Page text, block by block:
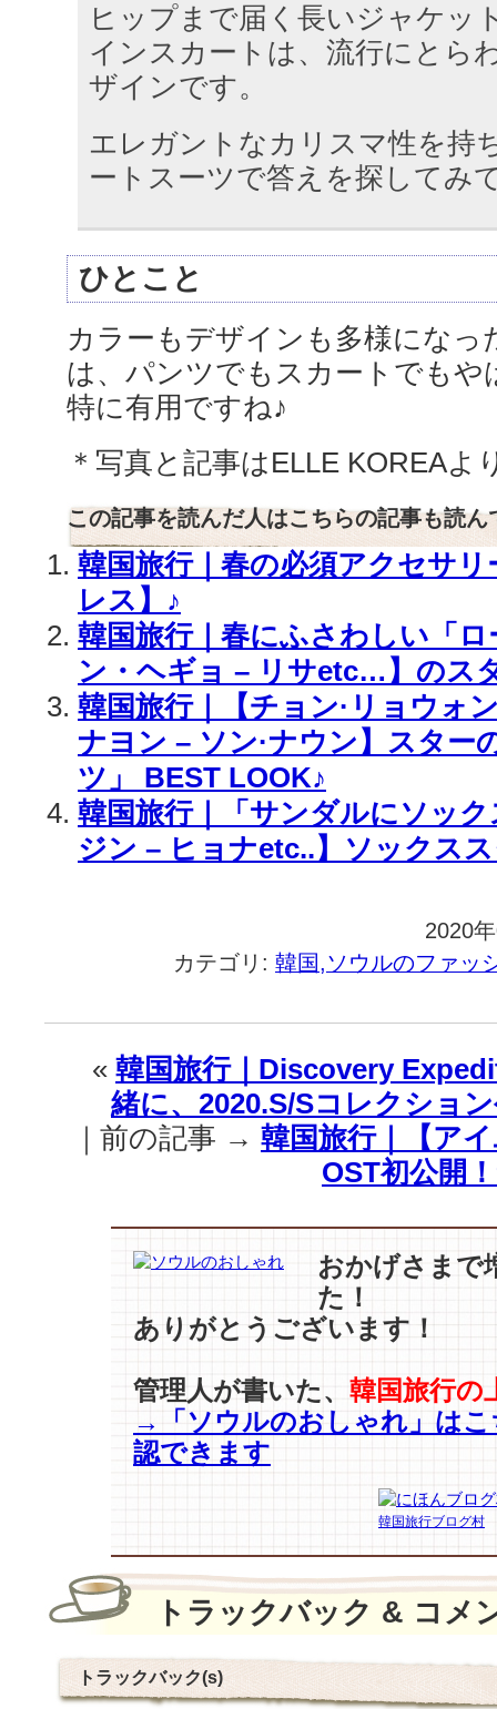
ヒップまで届く長いジャケッ
インスカートは、流行にとら
ザインです。
エレガントなカリスマ性を持
ートスーツで答えを探してみ
ひとこと
カラーもデザインも多様になっ
は、パンツでもスカートでもや
特に有用ですね♪
＊写真と記事はELLE KOREA
この記事を読んだ人はこちらの記事も読ん
韓国旅行｜春の必須アクセサ
レス】♪
韓国旅行｜春にふさわしい「
ン・ヘギョ – リサetc…】のス
韓国旅行｜【チョン·リョウォ
ナヨン – ソン·ナウン】スター
ツ」 BEST LOOK♪
韓国旅行｜「サンダルにソッ
ジン – ヒョナetc..】ソックス
2020
カテゴリ: 韓国,ソウルのファッ
« 韓国旅行｜Discovery
緒に、2020.S/Sコレクショ
｜前の記事 → 韓国旅行｜【ア
OST初公開
おかげさまで
た！
ありがとうございます！
管理人が書いた、 韓国旅行の
→「ソウルのおしゃれ」はこ
認できます
韓国旅行ブログ村
トラックバック & コメ
トラックバック(s)